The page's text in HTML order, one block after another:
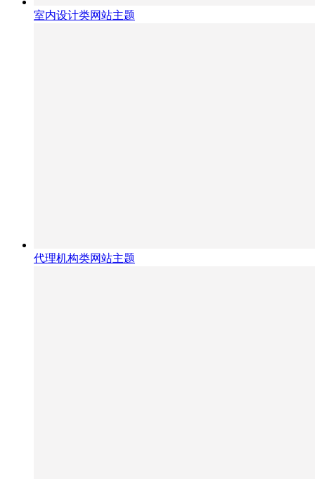
室内设计类网站主题
代理机构类网站主题